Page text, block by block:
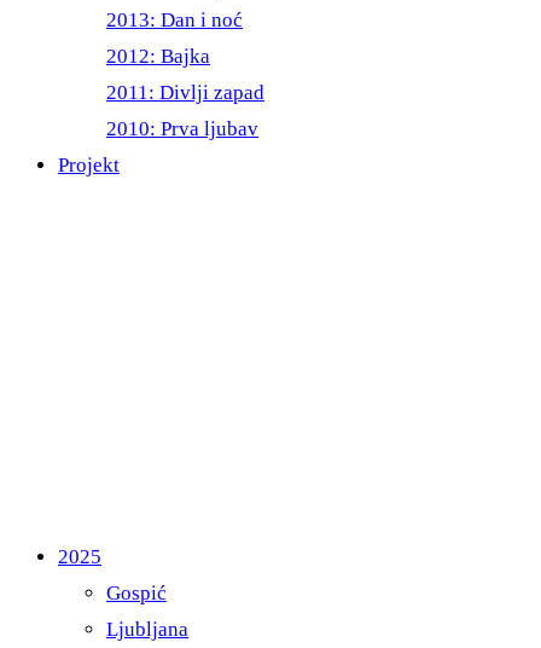
2013: Dan i noć
2012: Bajka
2011: Divlji zapad
2010: Prva ljubav
Projekt
2025
Gospić
Ljubljana